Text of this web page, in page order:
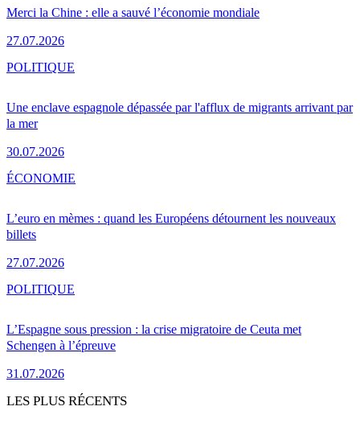
Merci la Chine : elle a sauvé l’économie mondiale
27.07.2026
Une enclave espagnole dépassée par l'afflux de migrants arrivant par
la mer
30.07.2026
POLITIQUE
L’euro en mèmes : quand les Européens détournent les nouveaux
billets
27.07.2026
ÉCONOMIE
L’Espagne sous pression : la crise migratoire de Ceuta met
Schengen à l’épreuve
31.07.2026
POLITIQUE
LES PLUS RÉCENTS